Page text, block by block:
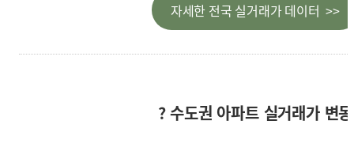
자세한 전국 실거래가 데이터 >>
? 수도권 아파트 실거래가 변동